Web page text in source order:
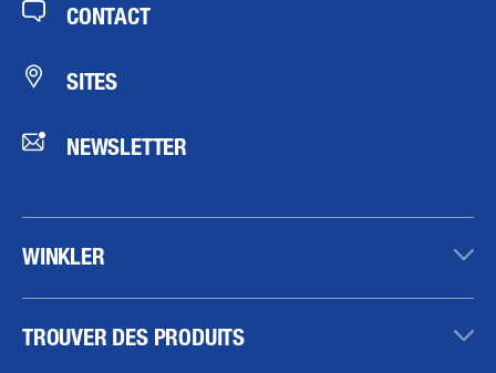
CONTACT
SITES
NEWSLETTER
WINKLER
TROUVER DES PRODUITS